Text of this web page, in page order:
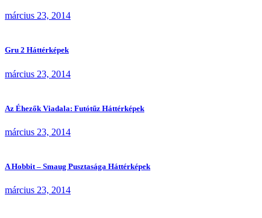
március 23, 2014
Gru 2 Háttérképek
március 23, 2014
Az Éhezők Viadala: Futótűz Háttérképek
március 23, 2014
A Hobbit – Smaug Pusztasága Háttérképek
március 23, 2014